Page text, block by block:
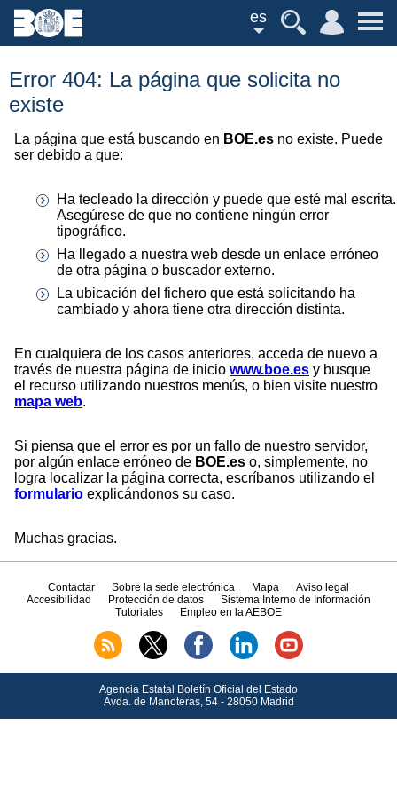
es
Error 404: La página que solicita no
existe
La página que está buscando en BOE.es no existe. Puede
ser debido a que:
Ha tecleado la dirección y puede que esté mal escrita.
Asegúrese de que no contiene ningún error
tipográfico.
Ha llegado a nuestra web desde un enlace erróneo
de otra página o buscador externo.
La ubicación del fichero que está solicitando ha
cambiado y ahora tiene otra dirección distinta.
En cualquiera de los casos anteriores, acceda de nuevo a
través de nuestra página de inicio www.boe.es y busque
el recurso utilizando nuestros menús, o bien visite nuestro
mapa web.
Si piensa que el error es por un fallo de nuestro servidor,
por algún enlace erróneo de BOE.es o, simplemente, no
logra localizar la página correcta, escríbanos utilizando el
formulario explicándonos su caso.
Muchas gracias.
Contactar Sobre la sede electrónica Mapa
Aviso legal
Accesibilidad
Protección de datos
Sistema Interno de Información
Tutoriales
Empleo en la AEBOE
Agencia Estatal Boletín Oficial del Estado
Avda.de Manoteras, 54 - 28050 Madrid